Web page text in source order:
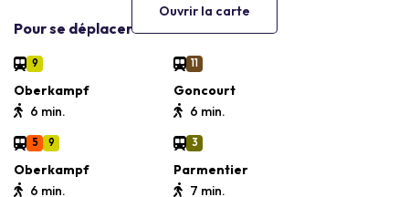
Ouvrir la carte
Pour se déplacer
9
Oberkampf
6 min.
11
Goncourt
6 min.
5 9
Oberkampf
6 min.
3
Parmentier
7 min.